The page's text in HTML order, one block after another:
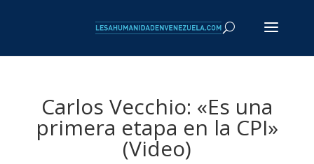
Carlos Vecchio: «Es una
primera etapa en la CPI»
(Video)